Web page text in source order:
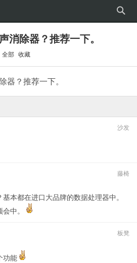
消除器？推荐一下。
全部 收藏
器？推荐一下。
沙发
藤椅
本都在进口大品牌的数据处理器中。
中。
板凳
功能